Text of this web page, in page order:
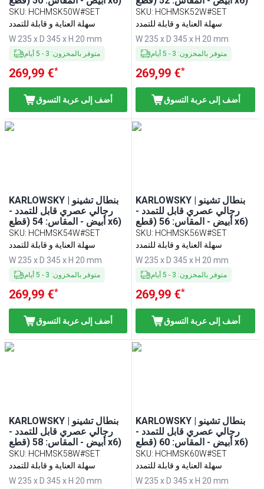
SKU: HCHMSK50W#SET
سهلة العناية و قابلة للتمدد
W 235 x D 345 x H 20 mm
متوفر بالمخزون:
3
-
5 أيام
269,99 €*
أضف إلى عربة التسوق
SKU: HCHMSK52W#SET
سهلة العناية و قابلة للتمدد
W 235 x D 345 x H 20 mm
متوفر بالمخزون:
3
-
5 أيام
269,99 €*
أضف إلى عربة التسوق
KARLOWSKY | بنطال تشينو
رجالي عصري قابل للتمدد -
أبيض - المقاس: 54 (قطع x6)
SKU: HCHMSK54W#SET
سهلة العناية و قابلة للتمدد
W 235 x D 345 x H 20 mm
متوفر بالمخزون:
3
-
5 أيام
269,99 €*
أضف إلى عربة التسوق
KARLOWSKY | بنطال تشينو
رجالي عصري قابل للتمدد -
أبيض - المقاس: 56 (قطع x6)
SKU: HCHMSK56W#SET
سهلة العناية و قابلة للتمدد
W 235 x D 345 x H 20 mm
متوفر بالمخزون:
3
-
5 أيام
269,99 €*
أضف إلى عربة التسوق
KARLOWSKY | بنطال تشينو
رجالي عصري قابل للتمدد -
أبيض - المقاس: 58 (قطع x6)
SKU: HCHMSK58W#SET
سهلة العناية و قابلة للتمدد
W 235 x D 345 x H 20 mm
KARLOWSKY | بنطال تشينو
رجالي عصري قابل للتمدد -
أبيض - المقاس: 60 (قطع x6)
SKU: HCHMSK60W#SET
سهلة العناية و قابلة للتمدد
W 235 x D 345 x H 20 mm